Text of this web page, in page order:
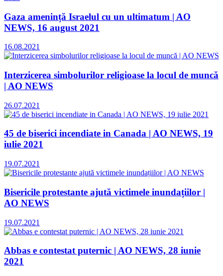
Gaza amenință Israelul cu un ultimatum | AO
NEWS, 16 august 2021
16.08.2021
Interzicerea simbolurilor religioase la locul de muncă
| AO NEWS
26.07.2021
45 de biserici incendiate in Canada | AO NEWS, 19
iulie 2021
19.07.2021
Bisericile protestante ajută victimele inundațiilor |
AO NEWS
19.07.2021
Abbas e contestat puternic | AO NEWS, 28 iunie
2021